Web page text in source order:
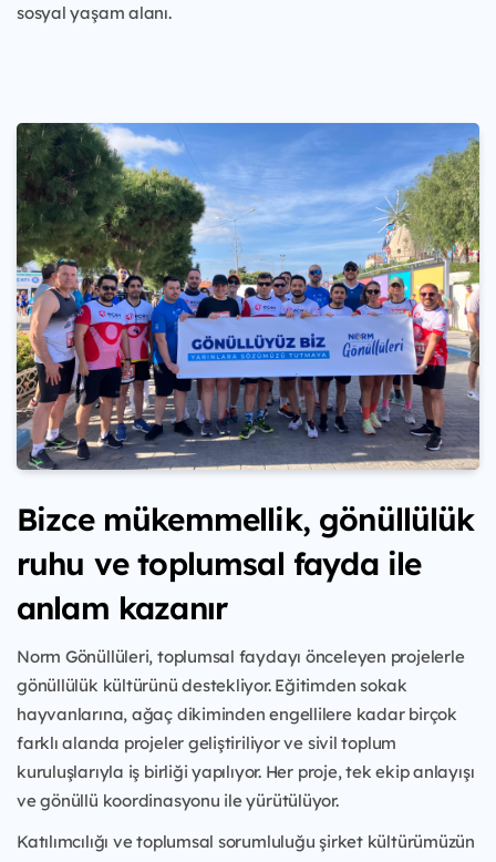
sosyal yaşam alanı.
Bizce mükemmellik, gönüllülük
ruhu ve toplumsal fayda ile
anlam kazanır
Norm Gönüllüleri, toplumsal faydayı önceleyen projelerle
gönüllülük kültürünü destekliyor. Eğitimden sokak
hayvanlarına, ağaç dikiminden engellilere kadar birçok
farklı alanda projeler geliştiriliyor ve sivil toplum
kuruluşlarıyla iş birliği yapılıyor. Her proje, tek ekip anlayışı
ve gönüllü koordinasyonu ile yürütülüyor.
Katılımcılığı ve toplumsal sorumluluğu şirket kültürümüzün